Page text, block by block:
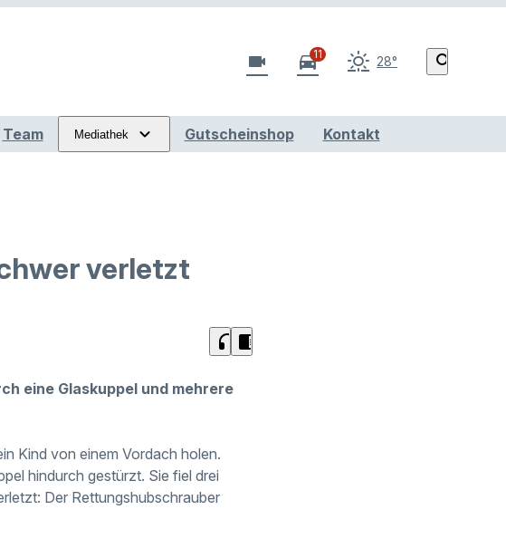
videocam directions_car11 28° search
Team Mediathek Gutscheinshop Kontakt
verletzt
headphones chrome_reader_mode
eine Glaskuppel und mehrere
Kind von einem Vordach holen.
hindurch gestürzt. Sie fiel drei
Der Rettungshubschrauber